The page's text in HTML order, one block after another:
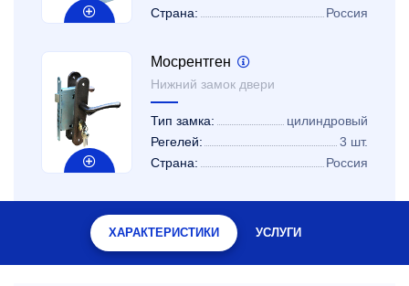
Страна:
Россия
Мосрентген
Нижний замок двери
Тип замка:
цилиндровый
Регелей:
3 шт.
Страна:
Россия
ХАРАКТЕРИСТИКИ УСЛУГИ